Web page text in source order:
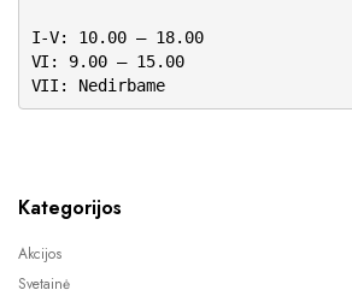
I-V: 10.00 – 18.00
VI: 9.00 – 15.00
VII: Nedirbame
Kategorijos
Akcijos
Svetainė